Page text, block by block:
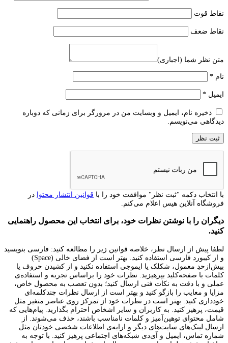
نقاط قوت
نقاط ضعف
متن نظر شما (اجباری)
نام *
ایمیل *
ذخیره نام، ایمیل و وبسایت من در مرورگر برای زمانی که دوباره
دیدگاهی می‌نویسم.
با انتخاب دکمه "ثبت نظر" موافقت خود را با قوانین انتشار محتوا در
فروشگاه آنلاین هیس اعلام می‌کنم.
دیگران را با نوشتن نظرات خود، برای انتخاب این محصول راهنمایی
کنید.
لطفا پیش از ارسال نظر، خلاصه قوانین زیر را مطالعه کنید: فارسی بنویسید
و از کیبورد فارسی استفاده کنید. بهتر است از فضای خالی (Space)
بیش‌از‌حدِ معمول، شکلک یا ایموجی استفاده نکنید و از کشیدن حروف یا
کلمات با صفحه‌کلید بپرهیزید. نظرات خود را براساس تجربه و استفاده‌ی
عملی و با دقت به نکات فنی ارسال کنید؛ بدون تعصب به محصول خاص،
مزایا و معایب را بازگو کنید و بهتر است از ارسال نظرات چندکلمه‌‌ای
خودداری کنید. بهتر است در نظرات خود از تمرکز روی عناصر متغیر مثل
قیمت، پرهیز کنید. به کاربران و سایر اشخاص احترام بگذارید. پیام‌هایی که
شامل محتوای توهین‌آمیز و کلمات نامناسب باشند، حذف می‌شوند. از
ارسال لینک‌های سایت‌های دیگر و ارایه‌ی اطلاعات شخصی خودتان مثل
شماره تماس، ایمیل و آی‌دی شبکه‌های اجتماعی پرهیز کنید. با توجه به